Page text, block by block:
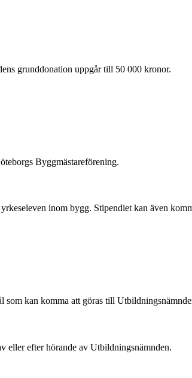
grunddonation uppgår till 50 000 kronor.
Byggmästareförening.
inom bygg. Stipendiet kan även
som kan komma att göras till
eller efter hörande av Utbildningsnämnden.